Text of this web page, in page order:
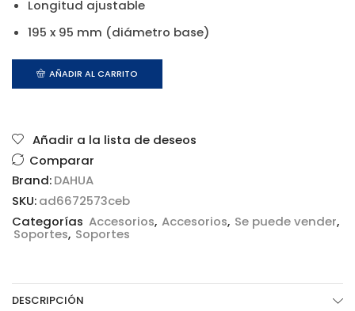
Longitud ajustable
195 x 95 mm (diámetro base)
AÑADIR AL CARRITO
Añadir a la lista de deseos
Comparar
Brand:DAHUA
SKU:ad6672573ceb
Categorías Accesorios, Accesorios, Se puede vender,
Soportes, Soportes
DESCRIPCIÓN